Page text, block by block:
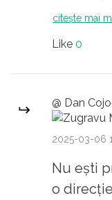
citește
Like 0
@ Dan
2025-03-06
Nu ești
o